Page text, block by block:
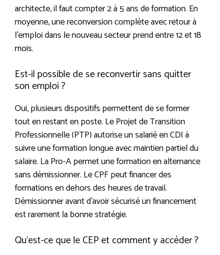
architecte, il faut compter 2 à 5 ans de formation. En
moyenne, une reconversion complète avec retour à
l’emploi dans le nouveau secteur prend entre 12 et 18
mois.
Est-il possible de se reconvertir sans quitter
son emploi ?
Oui, plusieurs dispositifs permettent de se former
tout en restant en poste. Le Projet de Transition
Professionnelle (PTP) autorise un salarié en CDI à
suivre une formation longue avec maintien partiel du
salaire. La Pro-A permet une formation en alternance
sans démissionner. Le CPF peut financer des
formations en dehors des heures de travail.
Démissionner avant d’avoir sécurisé un financement
est rarement la bonne stratégie.
Qu’est-ce que le CEP et comment y accéder ?